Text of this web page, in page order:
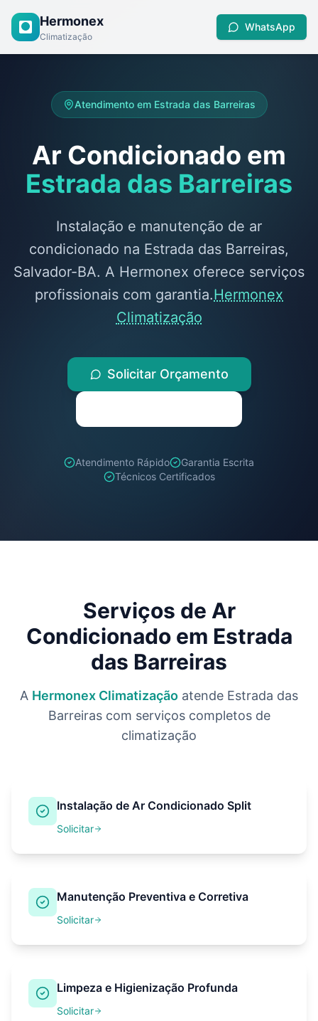
Hermonex
Climatização
WhatsApp
Atendimento em Estrada das Barreiras
Ar Condicionado em
Estrada das Barreiras
Instalação e manutenção de ar
condicionado na Estrada das Barreiras,
Salvador-BA. A Hermonex oferece serviços
profissionais com garantia.Hermonex
Climatização
Solicitar Orçamento
Atendimento Rápido
Garantia Escrita
Técnicos Certificados
Serviços de Ar
Condicionado em Estrada
das Barreiras
A Hermonex Climatização atende Estrada das
Barreirascom serviços completos de
climatização
Instalação de Ar Condicionado Split
Solicitar
Manutenção Preventiva e Corretiva
Solicitar
Limpeza e Higienização Profunda
Solicitar